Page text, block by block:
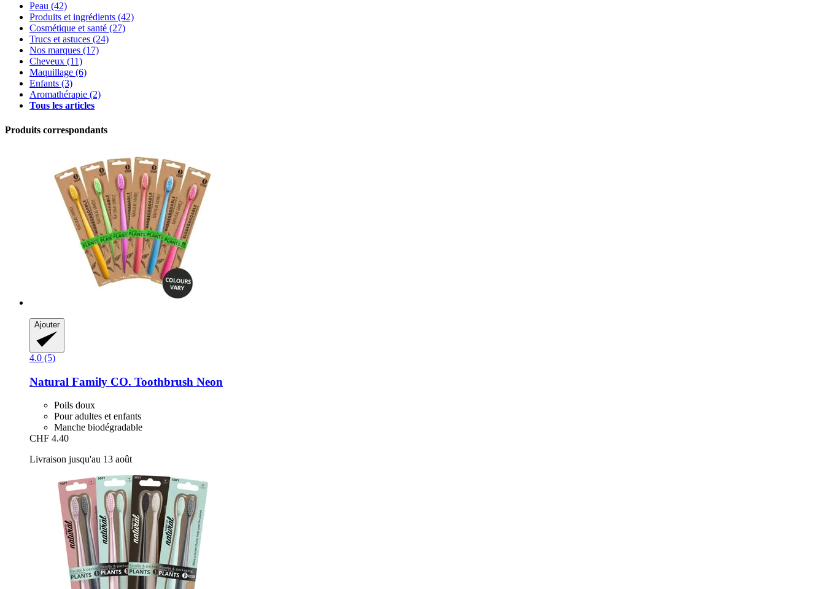
Peau (42)
Produits et ingrédients (42)
Cosmétique et santé (27)
Trucs et astuces (24)
Nos marques (17)
Cheveux (11)
Maquillage (6)
Enfants (3)
Aromathérapie (2)
Tous les articles
Produits correspondants
Ajouter
4.0 (5)
Natural Family CO. Toothbrush Neon
Poils doux
Pour adultes et enfants
Manche biodégradable
CHF 4.40
Livraison jusqu'au 13 août